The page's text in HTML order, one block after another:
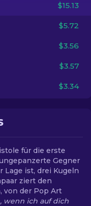
DE
$15.13
$5.72
$3.56
$3.57
$3.34
für die erste
Gegner
ist, drei Kugeln
ziert den
von der Pop Art
wenn ich auf dich